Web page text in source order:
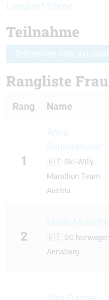
Langlauf-Szene
Teilnahme
Teilnehmen oder
Rangliste
Rang Name
1
Anna
Schmidhofer
🇦🇹 Ski-Willy
Marathon Team
Austria
2 🇩🇪 SC Norweger
Annaberg